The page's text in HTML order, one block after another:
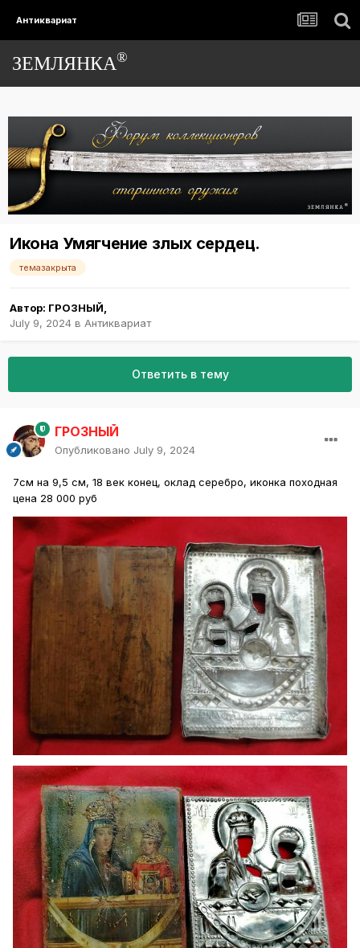
Антиквариат
ЗЕМЛЯНКА®
Икона Умягчение злых сердец.
темазакрыта
Автор: ГРОЗНЫЙ
July 9, 2024 в Антиквариат
Ответить в тему
ГРОЗНЫЙ
Опубликовано July 9, 2024
7см на 9,5 см, 18 век конец, оклад серебро, иконка походная
цена 28 000 руб